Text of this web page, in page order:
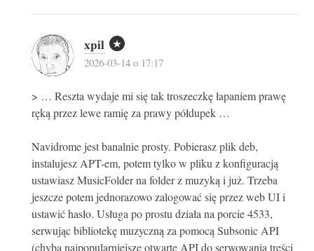
xpil
2026-03-14 o 17:17
> … Reszta wydaje mi się tak troszeczkę łapaniem prawę
ręką przez lewe ramię za prawy półdupek …
Navidrome jest banalnie prosty. Pobierasz plik deb,
instalujesz APT-em, potem tylko w pliku z konfiguracją
ustawiasz MusicFolder na folder z muzyką i już. Trzeba
jeszcze potem jednorazowo zalogować się przez web UI i
ustawić hasło. Usługa po prostu działa na porcie 4533,
serwując bibliotekę muzyczną za pomocą Subsonic API
(chyba najpopularniejsze otwarte API do serwowania treści